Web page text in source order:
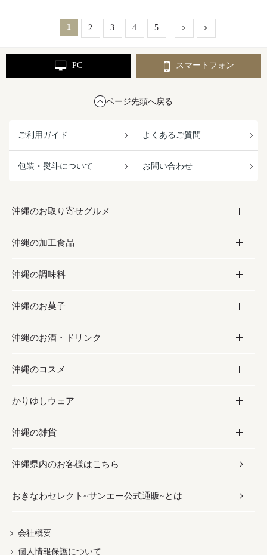
1 2 3 4 5
PC スマートフォン
ページ先頭へ戻る
ご利用ガイド よくあるご質問
包装・熨斗について お問い合わせ
沖縄のお取り寄せグルメ
お取り寄せグルメ
フルーツ・野菜
お肉
海産物
沖縄の加工食品
加工食品
缶詰／パウチ
沖縄料理
沖縄そば／乾麺
レトルト食品
乾物／粉類
沖縄の調味料
調味料
砂糖／黒砂糖
塩
お酢／ドレッシング
しょうゆ
みそ
だし／スパイス／島唐辛子
沖縄のお菓子
お菓子
黒糖
ちんすこう
伝統菓子
スナック
おつまみ
紅芋
沖縄のお酒・ドリンク
お酒・ドリンク
泡盛
ビール・チューハイ
ワイン・ウィスキー・カクテル
ドリンク
茶葉
沖縄のコスメ
コスメ
スキンケア
ボディケア
ヘアケア
UVケア
かりゆしウェア
かりゆしウェア
メンズ
レディース
沖縄の雑貨
雑貨
沖縄ファッション
伝統工芸品
沖縄県内のお客様はこちら
おきなわセレクト~サンエー公式通販~とは
会社概要
個人情報保護について